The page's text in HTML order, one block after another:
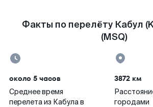
Факты по перелёту Кабул
(MSQ)
около 5 часов
Среднее время
перелета из Кабула в
3872 км
городами